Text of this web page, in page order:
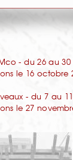
- du 26 au 30
le 16 octobre
- du 7 au
le 27